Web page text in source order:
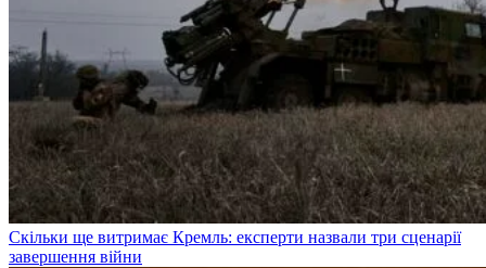
Скільки ще витримає Кремль: експерти назвали три сценарії
завершення війни